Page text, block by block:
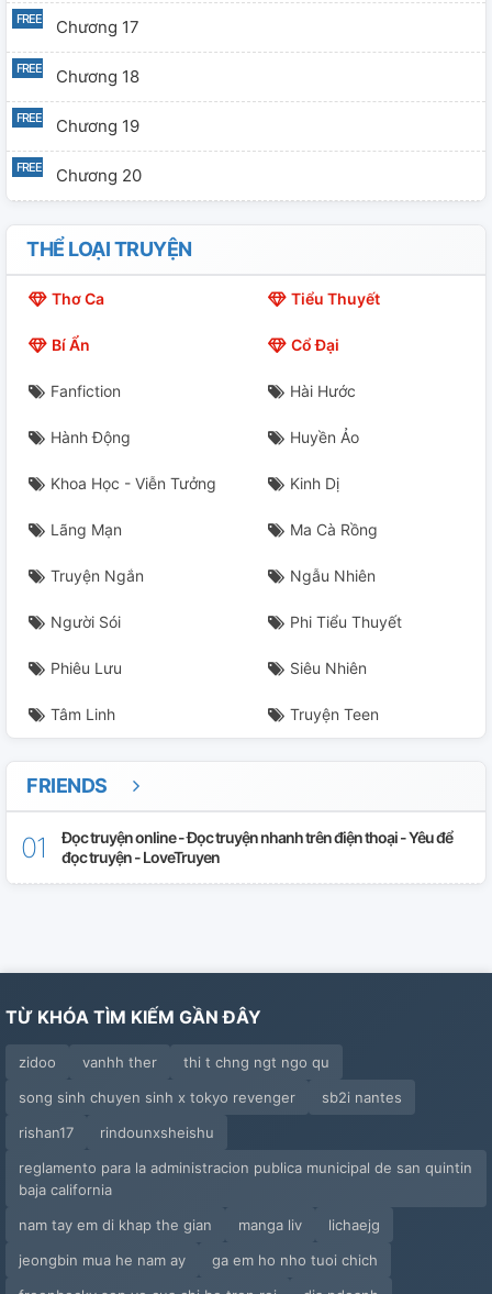
Chương 17
Chương 18
Chương 19
Chương 20
Chương 21
Chương 22
Chương 26
Chương 27
Chương 28
Chương 29
Chương 30
Chương 31
Chương 33
Chương 34
THỂ LOẠI TRUYỆN
Thơ Ca Tiểu Thuyết
Bí Ẩn Cổ Đại
Fanfiction Hài Hước
Hành Động Huyền Ảo
Khoa Học - Viễn Tưởng Kinh Dị
Lãng Mạn Ma Cà Rồng
Truyện Ngắn Ngẫu Nhiên
Người Sói Phi Tiểu Thuyết
Phiêu Lưu Siêu Nhiên
Tâm Linh Truyện Teen
FRIENDS
Đọc truyện online - Đọc truyện nhanh trên điện thoại - Yêu để
đọc truyện - LoveTruyen
TỪ KHÓA TÌM KIẾM GẦN ĐÂY
zidoo vanhh ther
thi t chng ngt ngo qu
song sinh chuyen sinh x tokyo revenger
sb2i nantes
rishan17
rindounxsheishu
reglamento para la administracion publica municipal de san quintin
baja california
nam tay em di khap the gian
manga liv
lichaejg
jeongbin mua he nam ay
ga em ho nho tuoi chich